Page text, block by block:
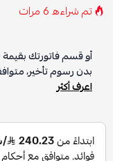
تم شراءه6مرات
أو قسم فاتورتك بقيمة
بدون رسوم تأخير،
اعرف أكثر